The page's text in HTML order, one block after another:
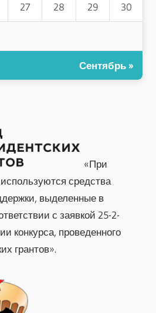
27 28 29 30
Сентябрь »
«При
средства
выделенные в
с заявкой 25-2-
конкурса, проведенного
грантов».